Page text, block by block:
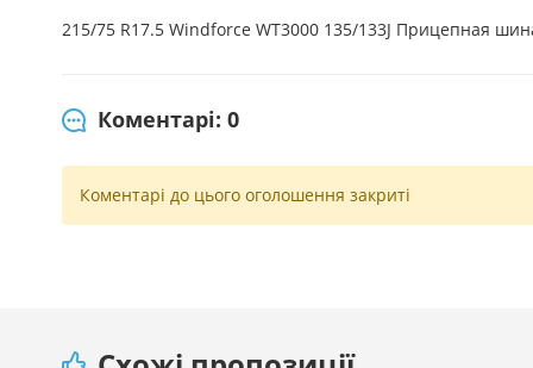
215/75 R17.5 Windforce WT3000 135/133J Прицепная
Коментарі: 0
Коментарі до цього оголошення закриті